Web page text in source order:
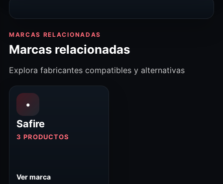
MARCAS RELACIONADAS
Marcas relacionadas
Explora fabricantes compatibles y alternativas
•
Safire
3 PRODUCTOS
Ver marca